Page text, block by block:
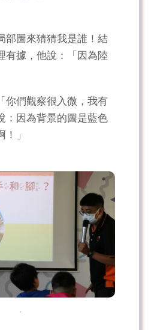
部圖來猜猜我是誰！結
有據，他說：「因為陸
你們觀察很入微，我有
：因為背景的圖是藍色
！」
.